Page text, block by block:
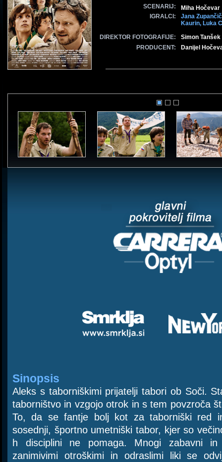
SCENARIJ:
Miha Hočevar
IGRALCI:
Jana
Kaurin, Luka
DIREKTOR FOTOGRAFIJE:
Simon Tanšek
PRODUCENT:
Danijel
Sinopsis
Aleks s taborniškimi prijatelji tabori ob Soči.
taborništvo in vzgojo otrok in s tem povzroča
To, da se fantje bolj kot za taborniški red
sosednji, športno umetniški tabor, kjer so
h disciplini ne pomaga. Mnogi zabavni
zanimivimi otroškimi in odraslimi liki se